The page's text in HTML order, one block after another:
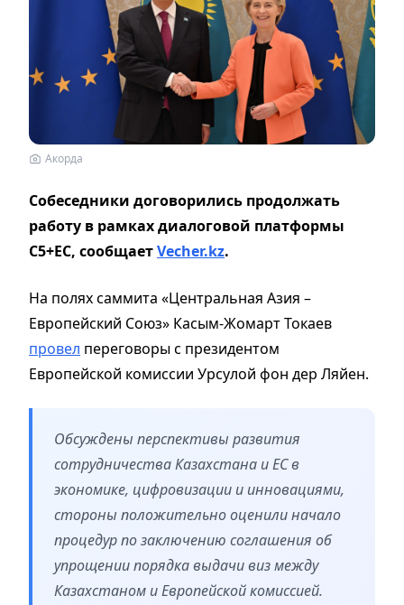
Акорда
Собеседники договорились продолжать
работу в рамках диалоговой платформы
С5+ЕС, сообщаетVecher.kz.
На полях саммита «Центральная Азия –
Европейский Союз» Касым-Жомарт Токаев
провел переговоры с президентом
Европейской комиссии Урсулой фон дер Ляйен.
Обсуждены перспективы развития
сотрудничества Казахстана и ЕС в
экономике, цифровизации и инновациями,
стороны положительно оценили начало
процедур по заключению соглашения об
упрощении порядка выдачи виз между
Казахстаном и Европейской комиссией.